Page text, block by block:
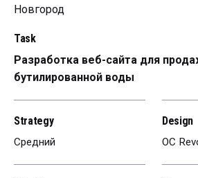
Новгород
Task
Разработка веб-сайта для
бутилированной воды
Strategy
Средний
Design
OC